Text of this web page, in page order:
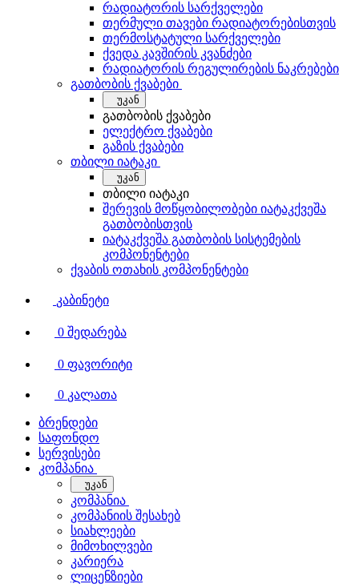
რადიატორის სარქველები
თერმული თავები რადიატორებისთვის
თერმოსტატული სარქველები
ქვედა კავშირის კვანძები
რადიატორის რეგულირების ნაკრებები
გათბობის ქვაბები
უკან
გათბობის ქვაბები
ელექტრო ქვაბები
გაზის ქვაბები
თბილი იატაკი
უკან
თბილი იატაკი
შერევის მოწყობილობები იატაკქვეშა
გათბობისთვის
იატაკქვეშა გათბობის სისტემების
კომპონენტები
ქვაბის ოთახის კომპონენტები
კაბინეტი
0 შედარება
0 ფავორიტი
0 კალათა
ბრენდები
საფონდო
სერვისები
კომპანია
უკან
კომპანია
კომპანიის შესახებ
სიახლეები
მიმოხილვები
კარიერა
ლიცენზიები